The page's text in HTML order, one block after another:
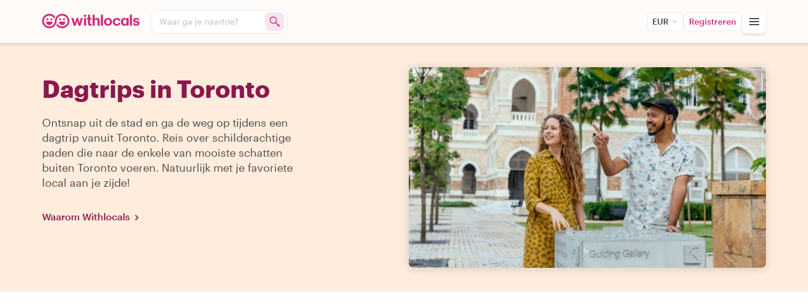
Waar ga je naartoe? EUR Registreren
Dagtrips in Toronto
Ontsnap uit de stad en ga de weg op tijdens een
dagtrip vanuit Toronto. Reis over schilderachtige
paden die naar de enkele van mooiste schatten
buiten Toronto voeren. Natuurlijk met je favoriete
local aan je zijde!
Waarom Withlocals